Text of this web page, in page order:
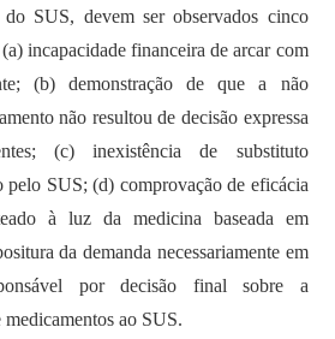
SUS, devem ser observados cinco
incapacidade financeira de arcar com
(b) demonstração de que a não
não resultou de decisão expressa
(c) inexistência de substituto
pelo SUS; (d) comprovação de eficácia
à luz da medicina baseada em
da demanda necessariamente em
por decisão final sobre a
ao SUS.